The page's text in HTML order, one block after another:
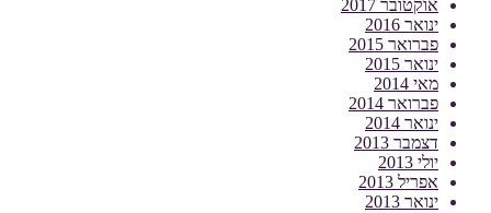
אוקטובר 2017
ינואר 2016
פברואר 2015
ינואר 2015
מאי 2014
פברואר 2014
ינואר 2014
דצמבר 2013
יולי 2013
אפריל 2013
ינואר 2013